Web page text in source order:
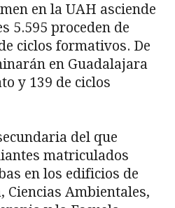
en la UAH asciende
5.595 proceden de
ciclos formativos. De
en Guadalajara
y 139 de ciclos
del que
matriculados
en los edificios de
Ciencias Ambientales,